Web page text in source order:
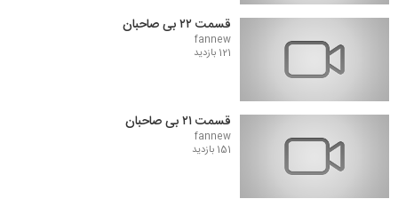
قسمت ۲۲ بی صاحبان
fannew
121 بازدید
قسمت ۲۱ بی صاحبان
fannew
151 بازدید